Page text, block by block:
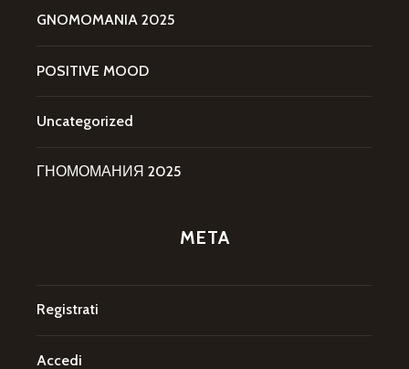
GNOMOMANIA 2025
POSITIVE MOOD
Uncategorized
ГНОМОМАНИЯ 2025
META
Registrati
Accedi